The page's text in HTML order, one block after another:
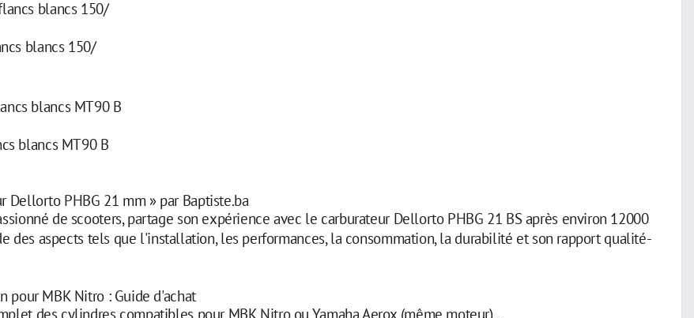
blancs 150/
blancs MT90 B
Dellorto PHBG 21 mm » par Baptiste.ba
de scooters, partage son expérience avec le carburateur Dellorto PHBG 21 BS après environ 12000
des aspects tels que l'installation, les performances, la consommation, la durabilité et son rapport qualité-
pour MBK Nitro : Guide d'achat
des cylindres compatibles pour MBK Nitro ou Yamaha Aerox (même moteur)...